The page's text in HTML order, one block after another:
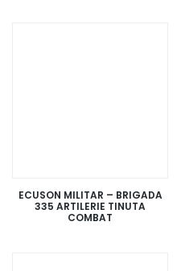
ECUSON MILITAR – BRIGADA
335 ARTILERIE TINUTA
COMBAT